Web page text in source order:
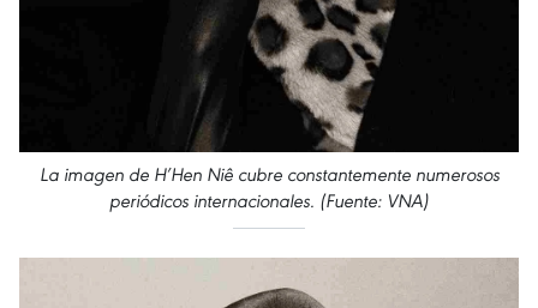
La imagen de H’Hen Niê cubre constantemente numerosos
periódicos internacionales. (Fuente: VNA)